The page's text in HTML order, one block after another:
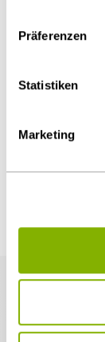
über die
Präferenzen
Statistiken
Marketing
Diesen Artikel